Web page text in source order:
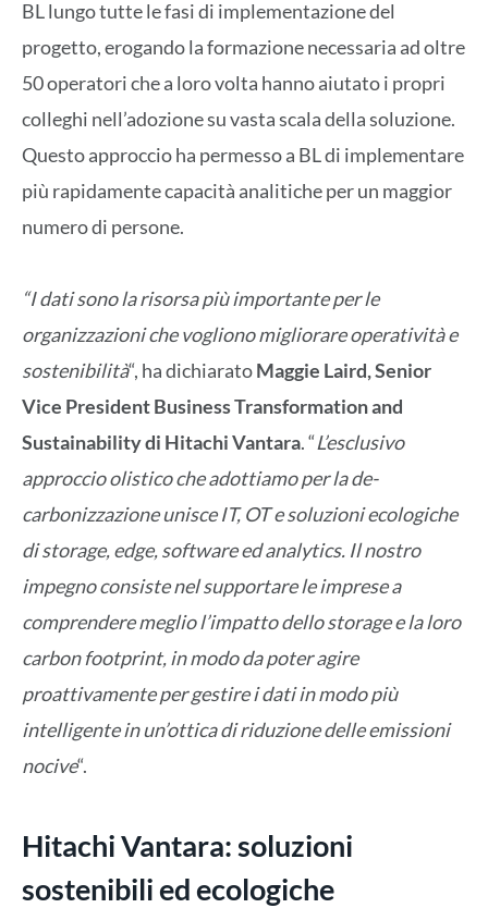
BL lungo tutte le fasi di implementazione del
progetto, erogando la formazione necessaria ad oltre
50 operatori che a loro volta hanno aiutato i propri
colleghi nell’adozione su vasta scala della soluzione.
Questo approccio ha permesso a BL di implementare
più rapidamente capacità analitiche per un maggior
numero di persone.
“I dati sono la risorsa più importante per le
organizzazioni che vogliono migliorare operatività e
sostenibilità“, ha dichiaratoMaggie Laird, Senior
Vice President Business Transformation and
Sustainability di Hitachi Vantara. “L’esclusivo
approccio olistico che adottiamo per la de-
carbonizzazione unisce IT, OT e soluzioni ecologiche
di storage, edge, software ed analytics. Il nostro
impegno consiste nel supportare le imprese a
comprendere meglio l’impatto dello storage e la loro
carbon footprint, in modo da poter agire
proattivamente per gestire i dati in modo più
intelligente in un’ottica di riduzione delle emissioni
nocive“.
Hitachi Vantara: soluzioni
sostenibili ed ecologiche